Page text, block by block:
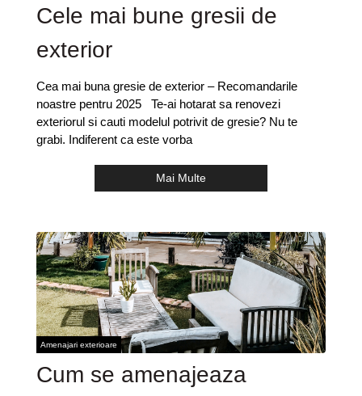
Cele mai bune gresii de
exterior
Cea mai buna gresie de exterior – Recomandarile
noastre pentru 2025 Te-ai hotarat sa renovezi
exteriorul si cauti modelul potrivit de gresie? Nu te
grabi. Indiferent ca este vorba
Mai Multe
Amenajari exterioare
Cum se amenajeaza